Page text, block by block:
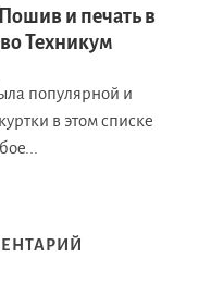
и печать в
Техникум
популярной и
в этом списке